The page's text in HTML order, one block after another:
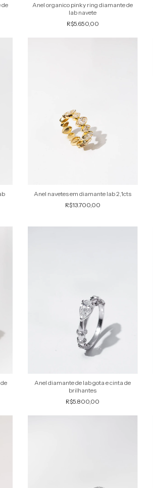
de
Anel organico pinky ring diamante de
lab navete
R$5.650,00
Anel navetes em diamante lab 2,1cts
R$13.700,00
Anel diamante de lab gota e cinta de
brilhantes
R$5.800,00